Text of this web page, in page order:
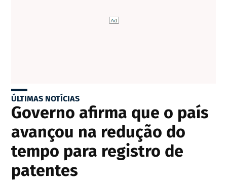
ÚLTIMAS NOTÍCIAS
Governo afirma que o país
avançou na redução do
tempo para registro de
patentes